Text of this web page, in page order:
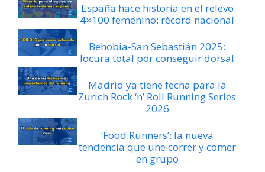
España hace historia en el relevo
4×100 femenino: récord nacional
Behobia-San Sebastián 2025:
locura total por conseguir dorsal
Madrid ya tiene fecha para la
Zurich Rock ‘n’ Roll Running Series
2026
‘Food Runners’: la nueva
tendencia que une correr y comer
en grupo